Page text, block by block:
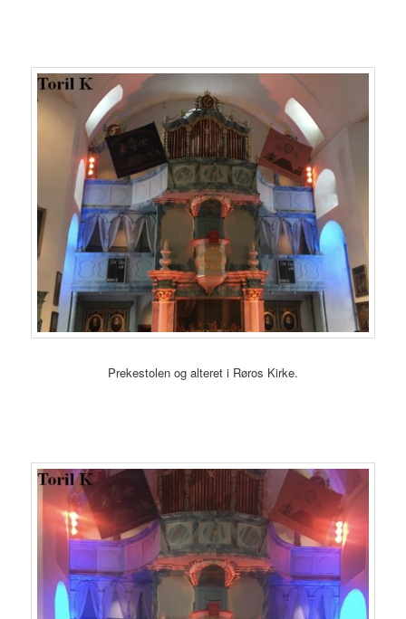
Prekestolen og alteret i Røros Kirke.